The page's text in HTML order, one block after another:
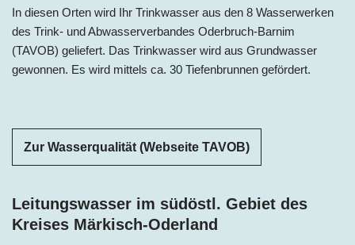
In diesen Orten wird Ihr Trinkwasser aus den 8 Wasserwerken
des Trink- und Abwasserverbandes Oderbruch-Barnim
(TAVOB) geliefert. Das Trinkwasser wird aus Grundwasser
gewonnen. Es wird mittels ca. 30 Tiefenbrunnen gefördert.
Zur Wasserqualität (Webseite TAVOB)
Leitungswasser im südöstl. Gebiet des
Kreises Märkisch-Oderland